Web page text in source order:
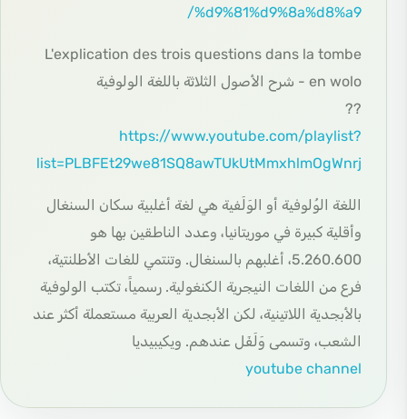
%d9%81%d9%8a%d8%a9/
L'explication des trois questions dans la tombe
en wolo - شرح الأصول الثلاثة باللغة الولوفية
??
https://www.youtube.com/playlist?
list=PLBFEt29we81SQ8awTUkUtMmxhlmOgWnrj
اللغة الوُلوفية أو الوَلَفية هي لغة أغلبية سكان السنغال
وأقلية كبيرة في موريتانيا، وعدد الناطقين بها هو
5.260.600، أغلبهم بالسنغال. وتنتمي للغات الأطلنتية،
فرع من اللغات النيجرية الكنغولية. رسمياً، تكتب الولوفية
بالأبجدية اللاتينية، لكن الأبجدية العربية مستعملة أكثر عند
الشعب، وتسمى وَلَفَل عندهم. ويكيبيديا
youtube channel